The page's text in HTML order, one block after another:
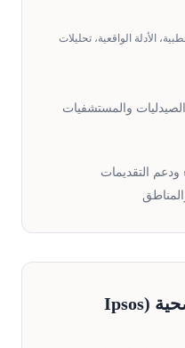
الأدلة الواقعية، تحليلات
والمستشفيات
ودعم التقديمات
(
Ipsos